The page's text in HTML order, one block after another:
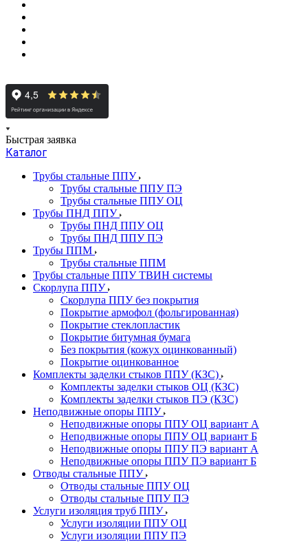
Быстрая заявка
Каталог
Трубы стальные ППУ
Трубы стальные ППУ ПЭ
Трубы стальные ППУ ОЦ
Трубы ПНД ППУ
Трубы ПНД ППУ ОЦ
Трубы ПНД ППУ ПЭ
Трубы ППМ
Трубы стальные ППМ
Трубы стальные ППУ ТВИН системы
Скорлупа ППУ
Скорлупа ППУ без покрытия
Покрытие армофол (фольгированная)
Покрытие стеклопластик
Покрытие битумная бумага
Без покрытия (кожух оцинкованный)
Покрытие оцинкованное
Комплекты заделки стыков ППУ (КЗС)
Комплекты заделки стыков ОЦ (КЗС)
Комплекты заделки стыков ПЭ (КЗС)
Неподвижные опоры ППУ
Неподвижные опоры ППУ ОЦ вариант А
Неподвижные опоры ППУ ОЦ вариант Б
Неподвижные опоры ППУ ПЭ вариант А
Неподвижные опоры ППУ ПЭ вариант Б
Отводы стальные ППУ
Отводы стальные ППУ ОЦ
Отводы стальные ППУ ПЭ
Услуги изоляция труб ППУ
Услуги изоляции ППУ ОЦ
Услуги изоляции ППУ ПЭ